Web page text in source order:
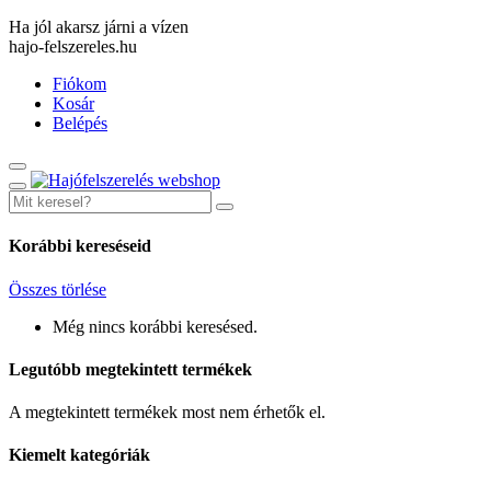
Ha jól akarsz járni a vízen
hajo-felszereles.hu
Fiókom
Kosár
Belépés
Korábbi kereséseid
Összes törlése
Még nincs korábbi keresésed.
Legutóbb megtekintett termékek
A megtekintett termékek most nem érhetők el.
Kiemelt kategóriák